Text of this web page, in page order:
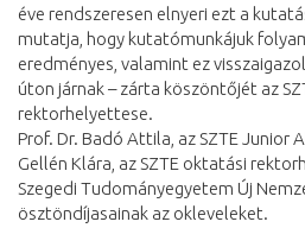
éve rendszeresen elnyeri ezt a
mutatja, hogy kutatómunkájuk
eredményes, valamint ez
úton járnak – zárta köszöntőjét az
rektorhelyettese.
Prof. Dr. Badó Attila, az SZTE Junior
Gellén Klára, az SZTE oktatási
Szegedi Tudományegyetem Új
ösztöndíjasainak az okleveleket.